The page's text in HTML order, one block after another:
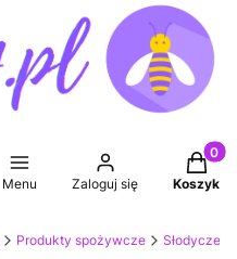
Menu Zaloguj się Koszyk
Produkty spożywcze Słodycze,